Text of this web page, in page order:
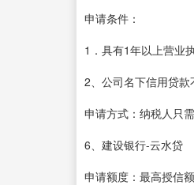
申请条件：
1．具有1年以上营业
2、公司名下信用贷款
申请方式：纳税人只
6、建设银行-云水贷
申请额度：最高授信